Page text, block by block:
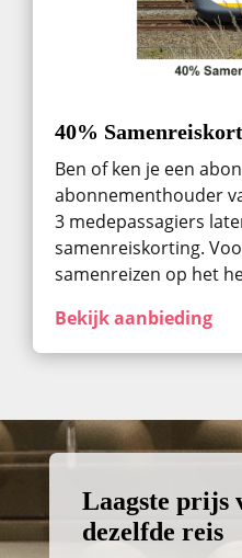
40%
Ben of ken je een
abonnementhouder
3 medepassagiers
samenreiskorting.
samenreizen op het
Bekijk aanbieding
Laagste prijs
dezelfde reis